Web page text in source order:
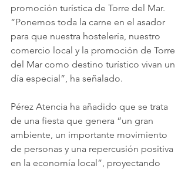
promoción turística de Torre del Mar.
“Ponemos toda la carne en el asador
para que nuestra hostelería, nuestro
comercio local y la promoción de Torre
del Mar como destino turístico vivan un
día especial”, ha señalado.
Pérez Atencia ha añadido que se trata
de una fiesta que genera “un gran
ambiente, un importante movimiento
de personas y una repercusión positiva
en la economía local”, proyectando